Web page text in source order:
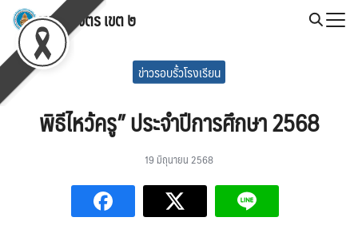
Skip
content
สพป.พิจิตร เขต ๒
Search
for: ข่าวรอบรั้วโรงเรียน
พิธีไหว้ครู” ประจำปีการศึกษา 2568
19 มิถุนายน 2568